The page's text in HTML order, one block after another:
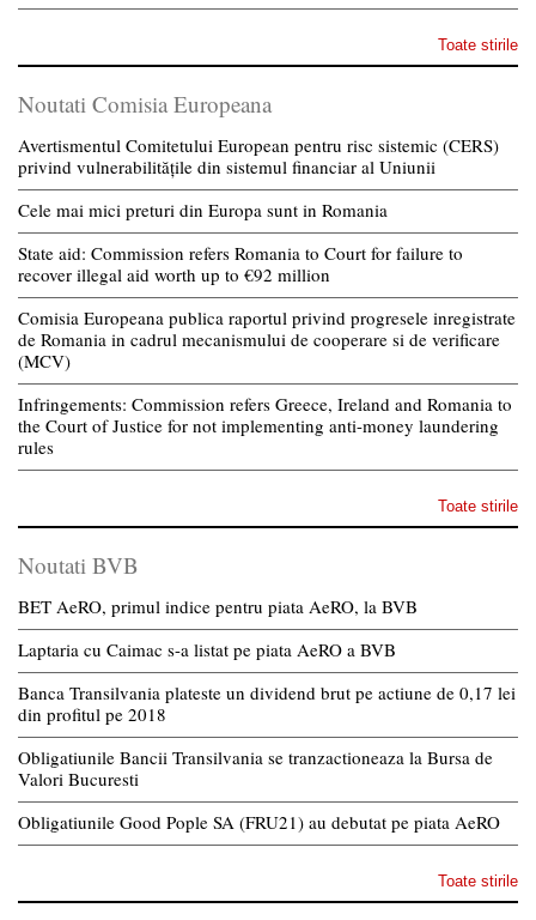
Toate stirile
Noutati Comisia Europeana
Avertismentul Comitetului European pentru risc sistemic (CERS)
privind vulnerabilitățile din sistemul financiar al Uniunii
Cele mai mici preturi din Europa sunt in Romania
State aid: Commission refers Romania to Court for failure to
recover illegal aid worth up to €92 million
Comisia Europeana publica raportul privind progresele inregistrate
de Romania in cadrul mecanismului de cooperare si de verificare
(MCV)
Infringements: Commission refers Greece, Ireland and Romania to
the Court of Justice for not implementing anti-money laundering
rules
Toate stirile
Noutati BVB
BET AeRO, primul indice pentru piata AeRO, la BVB
Laptaria cu Caimac s-a listat pe piata AeRO a BVB
Banca Transilvania plateste un dividend brut pe actiune de 0,17 lei
din profitul pe 2018
Obligatiunile Bancii Transilvania se tranzactioneaza la Bursa de
Valori Bucuresti
Obligatiunile Good Pople SA (FRU21) au debutat pe piata AeRO
Toate stirile